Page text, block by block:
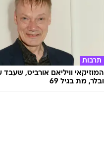
תרבות
המוזיקאי וויליאם אורביט,
ובלר, מת בגיל 69